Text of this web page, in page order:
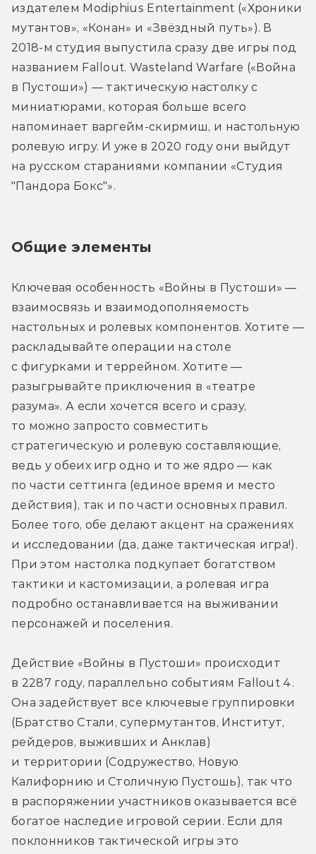
издателем Modiphius Entertainment («Хроники
мутантов», «Конан» и «Звёздный путь»). В
2018-м студия выпустила сразу две игры под
названием Fallout. Wasteland Warfare («Война
в Пустоши») — тактическую настолку с
миниатюрами, которая больше всего
напоминает варгейм-скирмиш, и настольную
ролевую игру. И уже в 2020 году они выйдут
на русском стараниями компании «Студия
"Пандора Бокс"».
Общие элементы
Ключевая особенность «Войны в Пустоши» —
взаимосвязь и взаимодополняемость
настольных и ролевых компонентов. Хотите —
раскладывайте операции на столе
с фигурками и террейном. Хотите —
разыгрывайте приключения в «театре
разума». А если хочется всего и сразу,
то можно запросто совместить
стратегическую и ролевую составляющие,
ведь у обеих игр одно и то же ядро — как
по части сеттинга (единое время и место
действия), так и по части основных правил.
Более того, обе делают акцент на сражениях
и исследовании (да, даже тактическая игра!).
При этом настолка подкупает богатством
тактики и кастомизации, а ролевая игра
подробно останавливается на выживании
персонажей и поселения.
Действие «Войны в Пустоши» происходит
в 2287 году, параллельно событиям Fallout 4.
Она задействует все ключевые группировки
(Братство Стали, супермутантов, Институт,
рейдеров, выживших и Анклав)
и территории (Содружество, Новую
Калифорнию и Столичную Пустошь), так что
в распоряжении участников оказывается всё
богатое наследие игровой серии. Если для
поклонников тактической игры это